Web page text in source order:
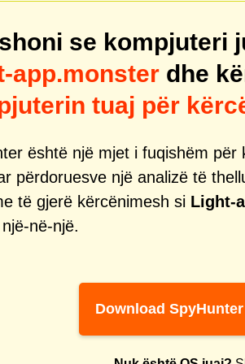
se kompjuteri
app.monster dhe
tuaj për
është një mjet i fuqishëm
përdoruesve një analizë të
të gjerë kërcënimesh si Light-
në-një.
Download SpyHunter